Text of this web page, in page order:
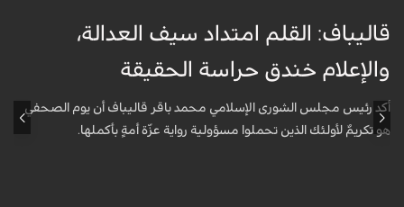
قاليباف: القلم امتداد سيف العدالة،
والإعلام خندق حراسة الحقيقة
أكد رئيس مجلس الشورى الإسلامي محمد باقر قاليباف أن يوم الصحفي
هو تكريمٌ لأولئك الذين تحملوا مسؤولية رواية عزّة أمةٍ بأكملها.